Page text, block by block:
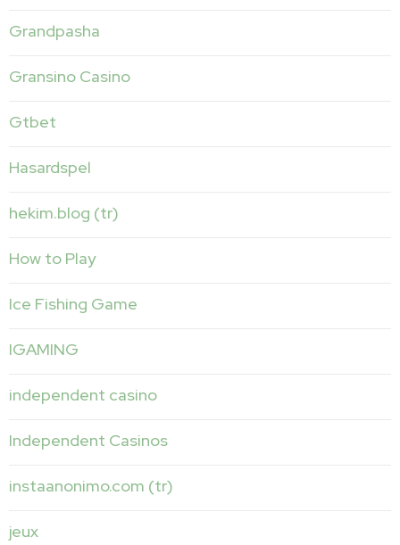
Grandpasha
Gransino Casino
Gtbet
Hasardspel
hekim.blog (tr)
How to Play
Ice Fishing Game
IGAMING
independent casino
Independent Casinos
instaanonimo.com (tr)
jeux